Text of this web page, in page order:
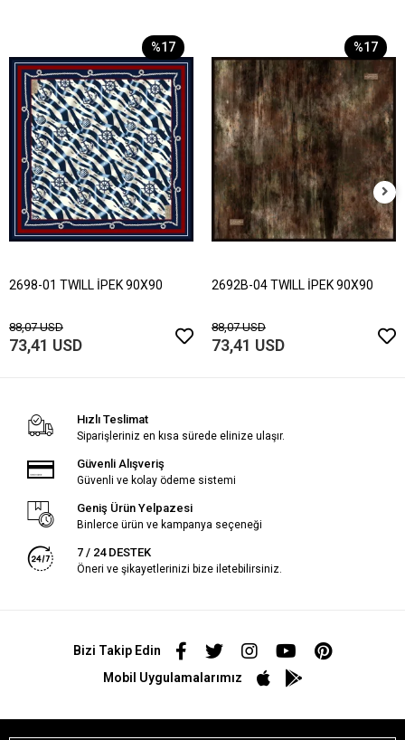
%17
2698-01 TWILL İPEK 90X90
88,07 USD
73,41 USD
%17
2692B-04 TWILL İPEK 90X90
88,07 USD
73,41 USD
Hızlı Teslimat
Siparişleriniz en kısa sürede elinize ulaşır.
Güvenli Alışveriş
Güvenli ve kolay ödeme sistemi
Geniş Ürün Yelpazesi
Binlerce ürün ve kampanya seçeneği
7 / 24 DESTEK
Öneri ve şikayetlerinizi bize iletebilirsiniz.
Bizi Takip Edin
Mobil Uygulamalarımız